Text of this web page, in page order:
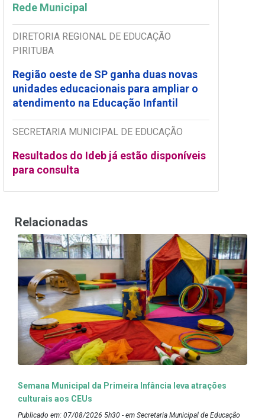
Rede Municipal
DIRETORIA REGIONAL DE EDUCAÇÃO
PIRITUBA
Região oeste de SP ganha duas novas
unidades educacionais para ampliar o
atendimento na Educação Infantil
SECRETARIA MUNICIPAL DE EDUCAÇÃO
Resultados do Ideb já estão disponíveis
para consulta
Relacionadas
Semana Municipal da Primeira Infância leva atrações
culturais aos CEUs
Publicado em: 07/08/2026 5h30 - em Secretaria Municipal de Educação